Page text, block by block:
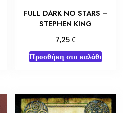
FULL DARK NO STARS –
STEPHEN KING
7,25€
Προσθήκη στο καλάθι